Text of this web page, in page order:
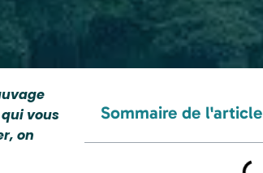
vous
on
Sommaire de l'article